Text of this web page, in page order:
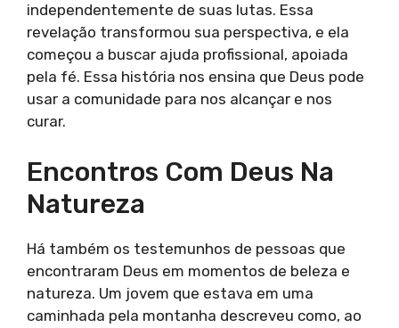
independentemente de suas lutas. Essa
revelação transformou sua perspectiva, e ela
começou a buscar ajuda profissional, apoiada
pela fé. Essa história nos ensina que Deus pode
usar a comunidade para nos alcançar e nos
curar.
Encontros Com Deus Na
Natureza
Há também os testemunhos de pessoas que
encontraram Deus em momentos de beleza e
natureza. Um jovem que estava em uma
caminhada pela montanha descreveu como, ao